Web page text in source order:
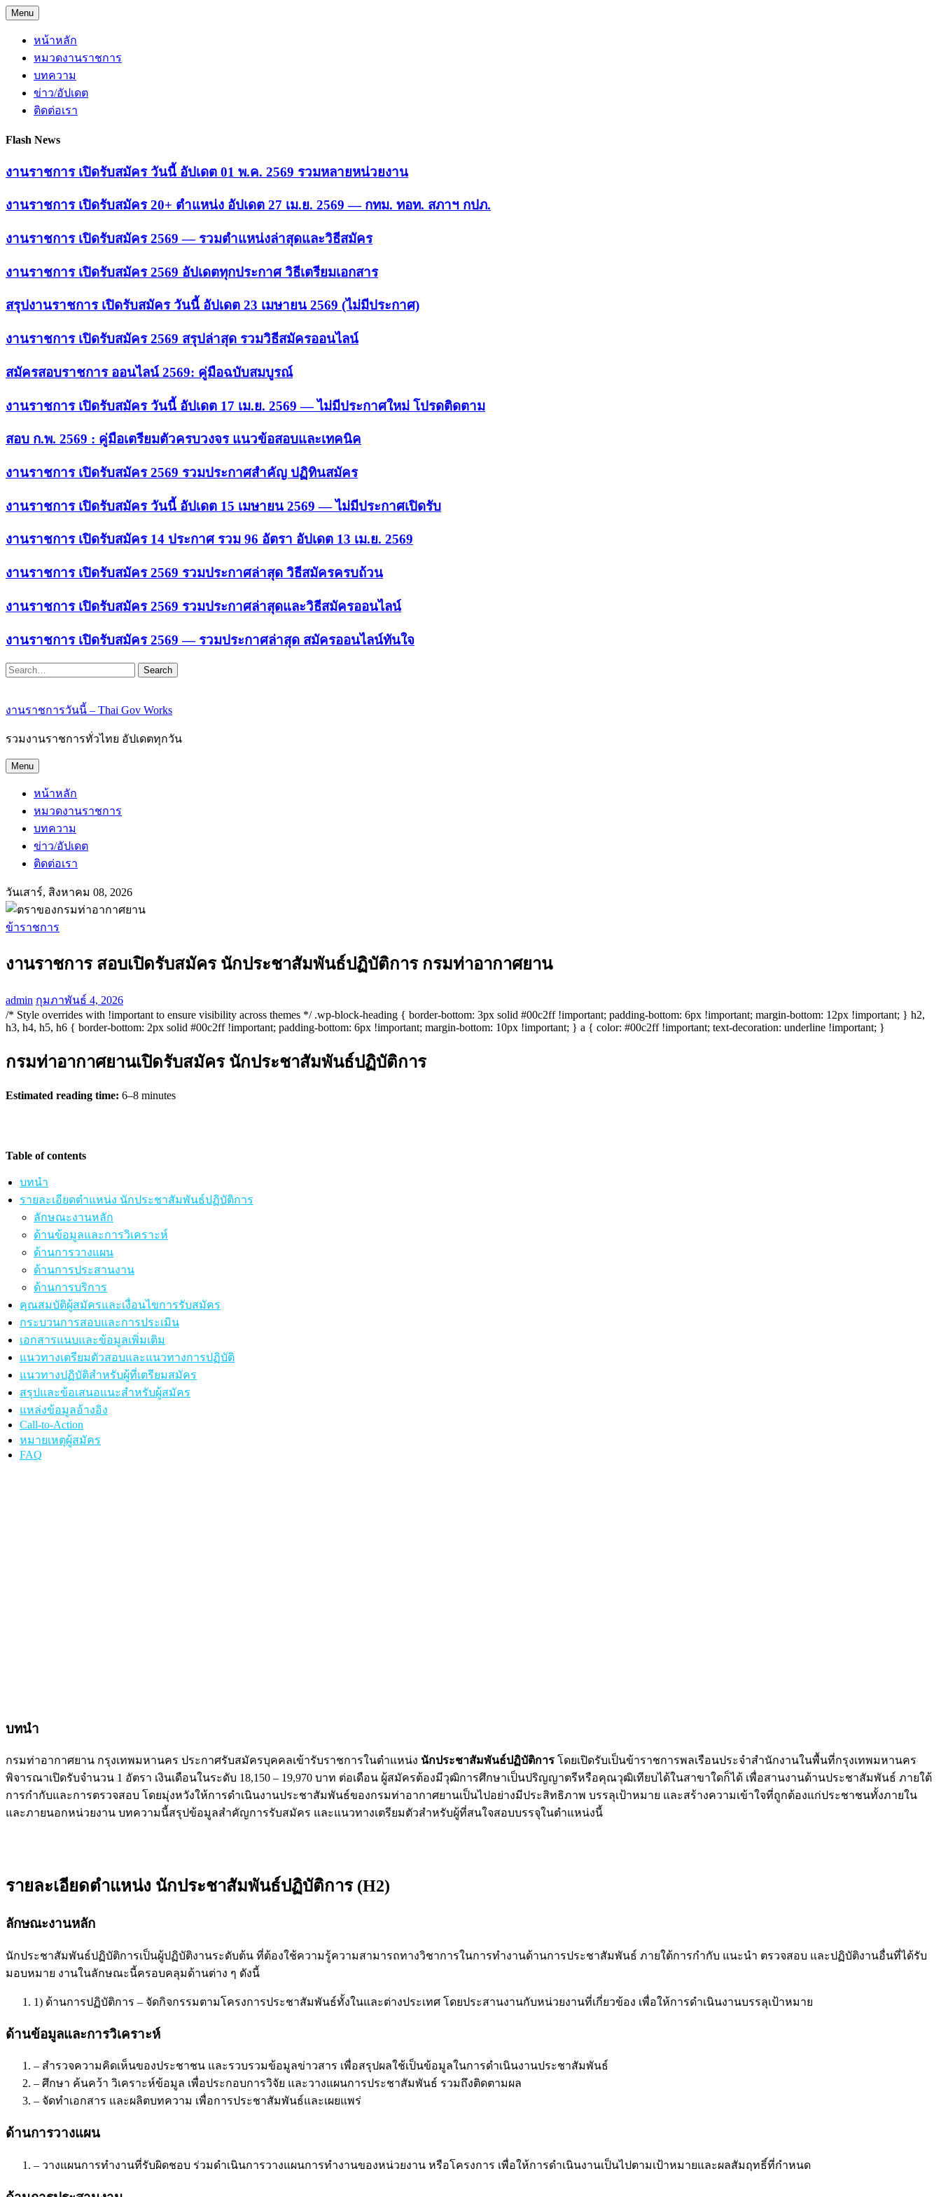
Skip
to
content
Menu
หน้าหลัก
หมวดงานราชการ
บทความ
ข่าว/อัปเดต
ติดต่อเรา
Flash News
งานราชการ เปิดรับสมัคร วันนี้ อัปเดต 01 พ.ค. 2569 รวมหลายหน่วยงาน
งานราชการ เปิดรับสมัคร 20+ ตำแหน่ง อัปเดต 27 เม.ย. 2569 — กทม. ทอท. สภาฯ กปภ.
งานราชการ เปิดรับสมัคร 2569 — รวมตำแหน่งล่าสุดและวิธีสมัคร
งานราชการ เปิดรับสมัคร 2569 อัปเดตทุกประกาศ วิธีเตรียมเอกสาร
สรุปงานราชการ เปิดรับสมัคร วันนี้ อัปเดต 23 เมษายน 2569 (ไม่มีประกาศ)
งานราชการ เปิดรับสมัคร 2569 สรุปล่าสุด รวมวิธีสมัครออนไลน์
สมัครสอบราชการ ออนไลน์ 2569: คู่มือฉบับสมบูรณ์
งานราชการ เปิดรับสมัคร วันนี้ อัปเดต 17 เม.ย. 2569 — ไม่มีประกาศใหม่ โปรดติดตาม
สอบ ก.พ. 2569 : คู่มือเตรียมตัวครบวงจร แนวข้อสอบและเทคนิค
งานราชการ เปิดรับสมัคร 2569 รวมประกาศสำคัญ ปฏิทินสมัคร
งานราชการ เปิดรับสมัคร วันนี้ อัปเดต 15 เมษายน 2569 — ไม่มีประกาศเปิดรับ
งานราชการ เปิดรับสมัคร 14 ประกาศ รวม 96 อัตรา อัปเดต 13 เม.ย. 2569
งานราชการ เปิดรับสมัคร 2569 รวมประกาศล่าสุด วิธีสมัครครบถ้วน
งานราชการ เปิดรับสมัคร 2569 รวมประกาศล่าสุดและวิธีสมัครออนไลน์
งานราชการ เปิดรับสมัคร 2569 — รวมประกาศล่าสุด สมัครออนไลน์ทันใจ
Search
งานราชการวันนี้ – Thai Gov Works
รวมงานราชการทั่วไทย อัปเดตทุกวัน
Menu
หน้าหลัก
หมวดงานราชการ
บทความ
ข่าว/อัปเดต
ติดต่อเรา
วันเสาร์, สิงหาคม 08, 2026
ข้าราชการ
งานราชการ สอบเปิดรับสมัคร นักประชาสัมพันธ์ปฏิบัติการ กรมท่าอากาศยาน
admin กุมภาพันธ์ 4, 2026
/* Style overrides with !important to ensure visibility across themes */ .wp-block-heading { border-bottom: 3px solid #00c2ff !important; padding-bottom: 6px !important; margin-bottom: 12px !important; } h2,
h3, h4, h5, h6 { border-bottom: 2px solid #00c2ff !important; padding-bottom: 6px !important; margin-bottom: 10px !important; } a { color: #00c2ff !important; text-decoration: underline !important; }
กรมท่าอากาศยานเปิดรับสมัคร นักประชาสัมพันธ์ปฏิบัติการ
Estimated reading time: 6–8 minutes
Table of contents
บทนำ
รายละเอียดตำแหน่ง นักประชาสัมพันธ์ปฏิบัติการ
ลักษณะงานหลัก
ด้านข้อมูลและการวิเคราะห์
ด้านการวางแผน
ด้านการประสานงาน
ด้านการบริการ
คุณสมบัติผู้สมัครและเงื่อนไขการรับสมัคร
กระบวนการสอบและการประเมิน
เอกสารแนบและข้อมูลเพิ่มเติม
แนวทางเตรียมตัวสอบและแนวทางการปฏิบัติ
แนวทางปฏิบัติสำหรับผู้ที่เตรียมสมัคร
สรุปและข้อเสนอแนะสำหรับผู้สมัคร
แหล่งข้อมูลอ้างอิง
Call-to-Action
หมายเหตุผู้สมัคร
FAQ
บทนำ
กรมท่าอากาศยาน กรุงเทพมหานคร ประกาศรับสมัครบุคคลเข้ารับราชการในตำแหน่ง นักประชาสัมพันธ์ปฏิบัติการ โดยเปิดรับเป็นข้าราชการพลเรือนประจำสำนักงานในพื้นที่กรุงเทพมหานคร
พิจารณาเปิดรับจำนวน 1 อัตรา เงินเดือนในระดับ 18,150 – 19,970 บาท ต่อเดือน ผู้สมัครต้องมีวุฒิการศึกษาเป็นปริญญาตรีหรือคุณวุฒิเทียบได้ในสาขาใดก็ได้ เพื่อสานงานด้านประชาสัมพันธ์ ภายใต้
การกำกับและการตรวจสอบ โดยมุ่งหวังให้การดำเนินงานประชาสัมพันธ์ของกรมท่าอากาศยานเป็นไปอย่างมีประสิทธิภาพ บรรลุเป้าหมาย และสร้างความเข้าใจที่ถูกต้องแก่ประชาชนทั้งภายใน
และภายนอกหน่วยงาน บทความนี้สรุปข้อมูลสำคัญการรับสมัคร และแนวทางเตรียมตัวสำหรับผู้ที่สนใจสอบบรรจุในตำแหน่งนี้
รายละเอียดตำแหน่ง นักประชาสัมพันธ์ปฏิบัติการ (H2)
ลักษณะงานหลัก
นักประชาสัมพันธ์ปฏิบัติการเป็นผู้ปฏิบัติงานระดับต้น ที่ต้องใช้ความรู้ความสามารถทางวิชาการในการทำงานด้านการประชาสัมพันธ์ ภายใต้การกำกับ แนะนำ ตรวจสอบ และปฏิบัติงานอื่นที่ได้รับ
มอบหมาย งานในลักษณะนี้ครอบคลุมด้านต่าง ๆ ดังนี้
1) ด้านการปฏิบัติการ – จัดกิจกรรมตามโครงการประชาสัมพันธ์ทั้งในและต่างประเทศ โดยประสานงานกับหน่วยงานที่เกี่ยวข้อง เพื่อให้การดำเนินงานบรรลุเป้าหมาย
ด้านข้อมูลและการวิเคราะห์
– สำรวจความคิดเห็นของประชาชน และรวบรวมข้อมูลข่าวสาร เพื่อสรุปผลใช้เป็นข้อมูลในการดำเนินงานประชาสัมพันธ์
– ศึกษา ค้นคว้า วิเคราะห์ข้อมูล เพื่อประกอบการวิจัย และวางแผนการประชาสัมพันธ์ รวมถึงติดตามผล
– จัดทำเอกสาร และผลิตบทความ เพื่อการประชาสัมพันธ์และเผยแพร่
ด้านการวางแผน
– วางแผนการทำงานที่รับผิดชอบ ร่วมดำเนินการวางแผนการทำงานของหน่วยงาน หรือโครงการ เพื่อให้การดำเนินงานเป็นไปตามเป้าหมายและผลสัมฤทธิ์ที่กำหนด